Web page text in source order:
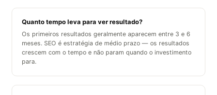
Quanto tempo leva para ver resultado?
Os primeiros resultados geralmente aparecem entre 3 e 6
meses. SEO é estratégia de médio prazo — os resultados
crescem com o tempo e não param quando o investimento
para.